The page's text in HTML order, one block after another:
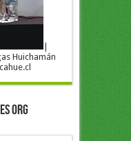
Huichamán
ORG